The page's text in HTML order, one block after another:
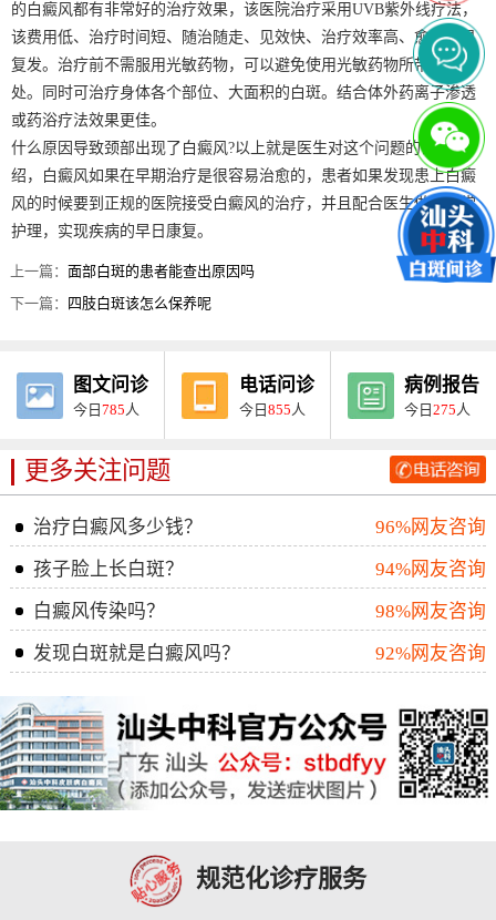
的白癜风都有非常好的治疗效果，该医院治疗采用UVB紫外线疗法，
该费用低、治疗时间短、随治随走、见效快、治疗效率高、愈后不易
复发。治疗前不需服用光敏药物，可以避免使用光敏药物所带来的坏
处。同时可治疗身体各个部位、大面积的白斑。结合体外药离子渗透
或药浴疗法效果更佳。
什么原因导致颈部出现了白癜风?以上就是医生对这个问题的详细介
绍，白癜风如果在早期治疗是很容易治愈的，患者如果发现患上白癜
风的时候要到正规的医院接受白癜风的治疗，并且配合医生做好日常
护理，实现疾病的早日康复。
上一篇：面部白斑的患者能查出原因吗
下一篇：
四肢白斑该怎么保养呢
图文问诊
今日785 人
电话问诊
今日855 人
病例报告
今日275 人
更多关注问题
治疗白癜风多少钱？
96%网友咨询
孩子脸上长白斑？
94%网友咨询
白癜风传染吗？
98%网友咨询
发现白斑就是白癜风吗？
92%网友咨询
规范化诊疗服务